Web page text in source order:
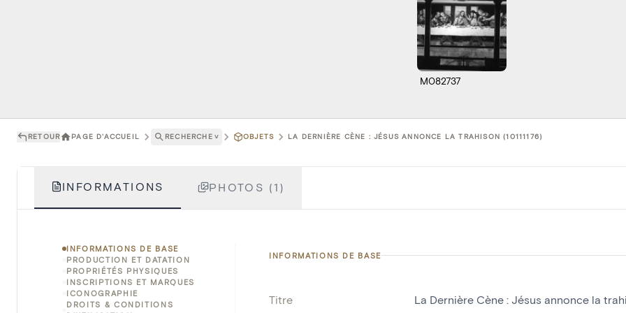
M082737
RETOUR PAGE D'ACCUEIL RECHERCHE ˅ OBJETS LA DERNIÈRE CÈNE : JÉSUS ANNONCE LA TRAHISON (10111176)
INFORMATIONS PHOTOS (1)
INFORMATIONS DE BASE
PRODUCTION ET DATATION
PROPRIÉTÉS PHYSIQUES
INSCRIPTIONS ET MARQUES
ICONOGRAPHIE
DROITS & CONDITIONS
INFORMATIONS DE BASE
Titre La Dernière Cène : Jésus annonce la